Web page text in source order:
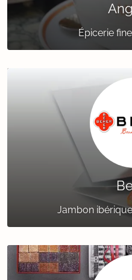
Épicerie
Jambon